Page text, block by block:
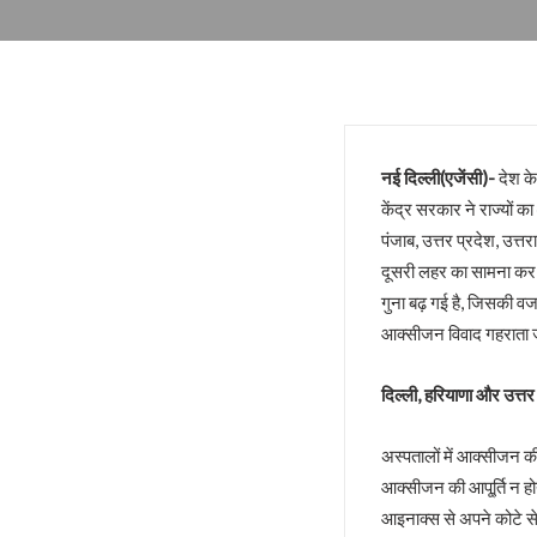
योगी के पप्पू, अप्पू और टप्पू !
गोरखपुर पुस्तक महोत्सव : ‘पंडान जल
अज़हर उगलेगा डान की सच्चाई !
अतीक की बीबी पर मेहरबान कौन ?
पीडीए के नए अर्थ की सियासत !
बिहार में फिर छले गए मुस्लिम
सपा नहीं लड़ेगी पंचायत चुनाव!
योगी की बाल्मीकि चाल में फंसे
चुनाव की घोषणा और मायावती का
नई दिल्ली(एजेंसी)-देश के
केंद्र सरकार ने राज्यों
पंजाब, उत्तर प्रदेश,
दूसरी लहर का सामना
गुना बढ़ गई है, जिसकी
आक्सीजन विवाद गहराता
दिल्ली, हरियाणा और
अस्पतालों में आक्सीजन की
आक्सीजन की आपू्र्ति न
आइनाक्स से अपने कोटे से